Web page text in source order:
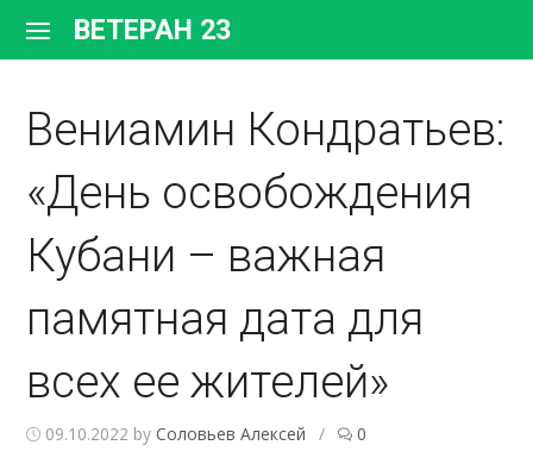
содержимому
ВЕТЕРАН 23
Вениамин Кондратьев:
«День освобождения
Кубани – важная
памятная дата для
всех ее жителей»
09.10.2022 byСоловьев Алексей / 0